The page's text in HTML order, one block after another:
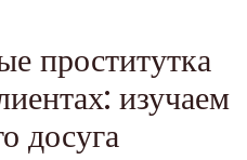
проститутка
изучаем
досуга